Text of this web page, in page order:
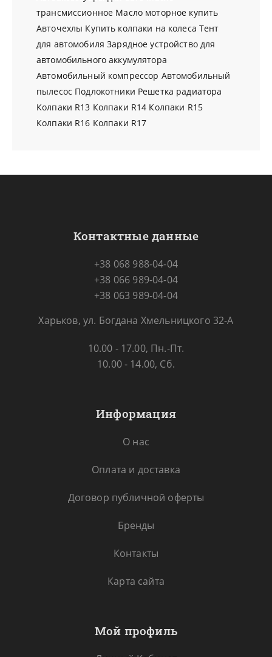
трансмиссионное Масло моторное купить
Авточехлы Купить колпаки на колеса Тент
для автомобиля Зарядное устройство для
автомобильного аккумулятора
Автомобильный компрессор Автомобильный
пылесос Подлокотники Решетка радиатора
Колпаки R13 Колпаки R14 Колпаки R15
Колпаки R16 Колпаки R17
Контактные данные
+38 068 988-04-04
+38 066 989-04-04
+38 063 989-04-04
Харьков, ул. Богдана Хмельницкого 32-А
10.00 - 17.00, Пн.-Пт.
10.00 - 14.00, Сб.
Информация
О нас
Оплата и доставка
Договор публичной оферты
Бренды
Контакты
Карта сайта
Мой профиль